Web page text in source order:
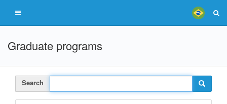
Graduate programs
Search